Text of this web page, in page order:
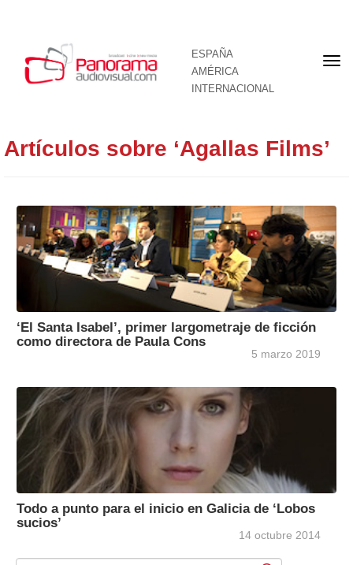
ESPAÑA
AMÉRICA
INTERNACIONAL
Artículos sobre ‘Agallas Films’
‘El Santa Isabel’, primer largometraje de ficción
como directora de Paula Cons
5 marzo 2019
Todo a punto para el inicio en Galicia de ‘Lobos
sucios’
14 octubre 2014